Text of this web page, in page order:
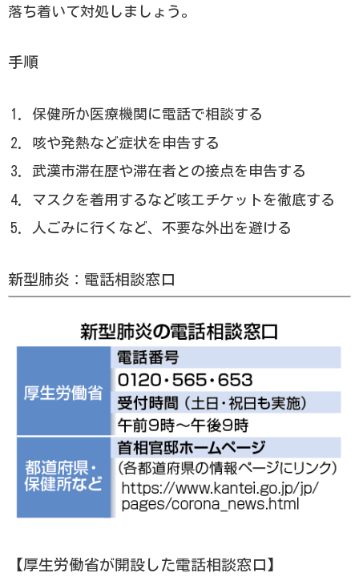
落ち着いて対処しましょう。
手順
保健所か医療機関に電話で相談する
咳や発熱など症状を申告する
武漢市滞在歴や滞在者との接点を申告する
マスクを着用するなど咳エチケットを徹底する
人ごみに行くなど、不要な外出を避ける
新型肺炎：電話相談窓口
【厚生労働省が開設した電話相談窓口】